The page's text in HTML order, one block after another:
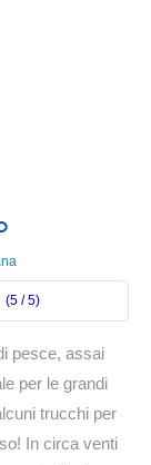
(5 /5)
pesce, assai
per le grandi
trucchi per
In circa venti